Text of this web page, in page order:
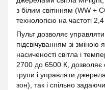
з білим світінням (WW +
технологією на частоті
Пульт дозволяє
підсвічуванням зі зміною
насиченості світла і
2700 до 6500 К, дозволяє
групи і управляти
зон), так і спільно